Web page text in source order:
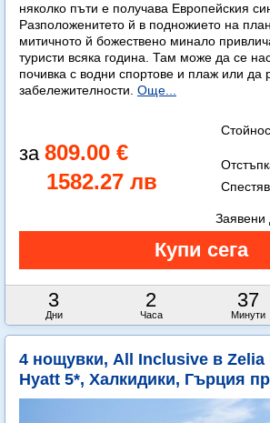
няколко пъти е получава Европейския
Разположенитето й в подножието на
митичното й божествено минало
туристи всяка година. Там може да се
почивка с водни спортове и плаж или да
забележителности. Още...
809.00 €
1582.27 лв
3
Дни
2
Часа
37
Минути
Заявени
4 нощувки, All Inclusive в
Hyatt 5*, Халкидики, Гърция